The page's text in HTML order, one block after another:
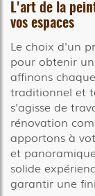
L'art de la
vos espaces
Le choix d'un
pour obtenir
affinons
traditionnel et
s'agisse de
rénovation
apportons à
et
solide
garantir une